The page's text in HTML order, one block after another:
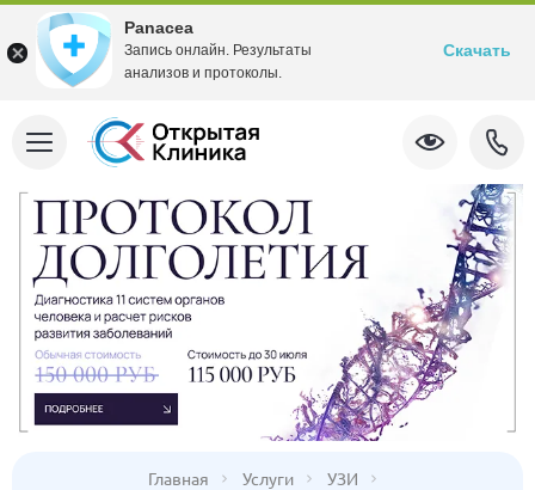
Главная Услуги
УЗИ
Panacea
Запись онлайн. Результаты
анализов и протоколы.
Скачать